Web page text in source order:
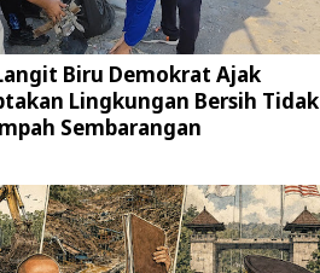
Biru Demokrat Ajak
Lingkungan Bersih Tidak
Sembarangan